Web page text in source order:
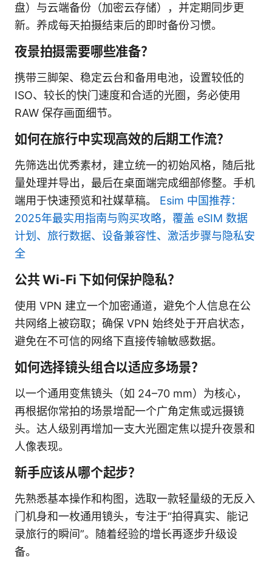
盘）与云端备份（加密云存储），并定期同步更
新。养成每天拍摄结束后的即时备份习惯。
夜景拍摄需要哪些准备？
携带三脚架、稳定云台和备用电池，设置较低的
ISO、较长的快门速度和合适的光圈，务必使用
RAW 保存画面细节。
如何在旅行中实现高效的后期工作流？
先筛选出优秀素材，建立统一的初始风格，随后批
量处理并导出，最后在桌面端完成细部修整。手机
端用于快速预览和社媒草稿。 Esim 中国推荐：
2025年最实用指南与购买攻略，覆盖 eSIM 数据
计划、旅行数据、设备兼容性、激活步骤与隐私安
全
公共 Wi‑Fi 下如何保护隐私？
使用 VPN 建立一个加密通道，避免个人信息在公
共网络上被窃取；确保 VPN 始终处于开启状态，
避免在不可信的网络下直接传输敏感数据。
如何选择镜头组合以适应多场景？
以一个通用变焦镜头（如 24–70 mm）为核心，
再根据你常拍的场景增配一个广角定焦或远摄镜
头。达人级别再增加一支大光圈定焦以提升夜景和
人像表现。
新手应该从哪个起步？
先熟悉基本操作和构图，选取一款轻量级的无反入
门机身和一枚通用镜头，专注于“拍得真实、能记
录旅行的瞬间”。随着经验的增长再逐步升级设
备。